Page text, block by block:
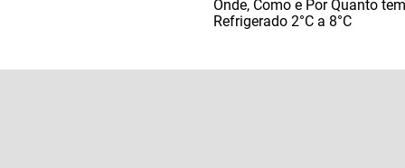
Onde, Como e Por Quanto
Refrigerado 2°C a 8°C